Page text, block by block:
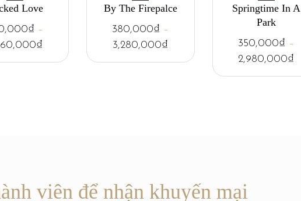
Love
₫ –
₫
By The Firepalce
380,000₫ –
3,280,000₫
Springtime In A
Park
350,000₫ –
2,980,000₫
viên để nhận khuyến mại